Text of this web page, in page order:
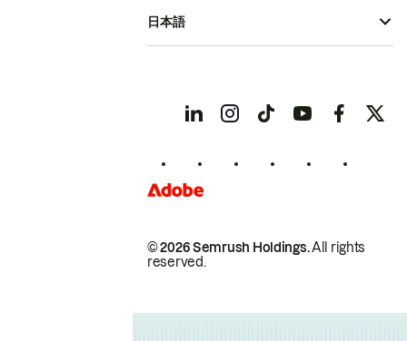
© 2026 Semrush Holdings.All rights
reserved.
日本語